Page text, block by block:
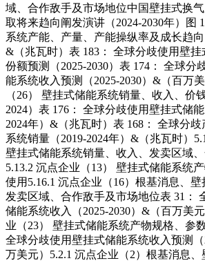
域、合作敌手及市场地位中国壁挂式换
取将来趋向阐发演讲（2024-2030年）图
系统产能、产量、产能操纵率及成长趋向
&（兆瓦时）表 183： 全球分歧使用壁
份额预测（2025-2030）表 174： 全球分
能系统收入预测（2025-2030）&（百万
（26） 壁挂式储能系统销量、收入、价
2024）表 176： 全球分歧使用壁挂式储
2024年）&（兆瓦时）表 168： 全球分
系统销量（2019-2024年）&（兆瓦时）
壁挂式储能系统销量、收入、发卖区域
5.13.2 沉点企业（13） 壁挂式储能系统
使用5.16.1 沉点企业（16）根基消息、壁
发卖区域、合作敌手及市场地位表 31：
储能系统收入（2025-2030）&（百万美
业（23） 壁挂式储能系统产物规格、参
全球分歧使用壁挂式储能系统收入预测
万美元）5.2.1 沉点企业（2）根基消息